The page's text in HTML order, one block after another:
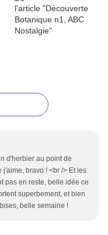
d'herbier au point de
j'aime, bravo ! <br /> Et les
pas en reste, belle idée ce
superbement, et bien
belle semaine !